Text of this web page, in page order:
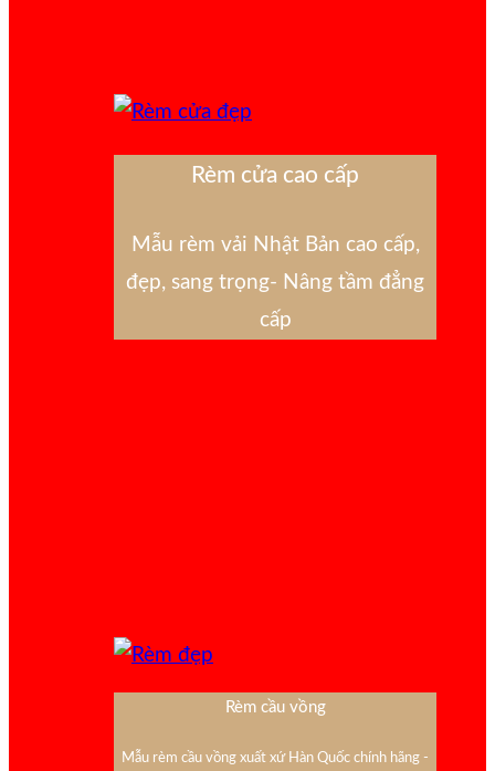
Rèm cửa cao cấp
Mẫu rèm vải Nhật Bản cao cấp,
đẹp, sang trọng- Nâng tầm đẳng
cấp
Rèm cầu vồng
Mẫu rèm cầu vồng xuất xứ Hàn Quốc chính hãng -